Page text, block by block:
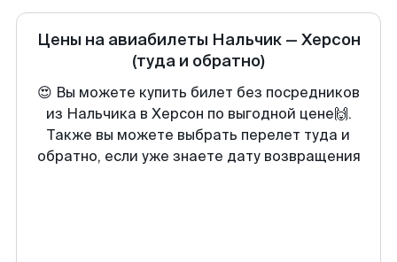
Цены на авиабилеты Нальчик— Херсон
(туда и обратно)
😍 Вы можете купить билет без посредников
из Нальчика в Херсон по выгодной цене🙌.
Также вы можете выбрать перелет туда и
обратно, если уже знаете дату возвращения